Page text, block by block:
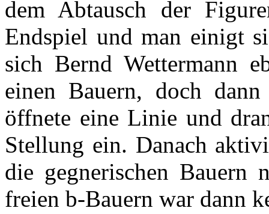
dem Abtausch der
Endspiel und man einigt
sich Bernd Wettermann
einen Bauern, doch
öffnete eine Linie und
Stellung ein. Danach
die gegnerischen Bauern
freien b-Bauern war dann